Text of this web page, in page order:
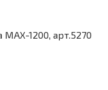
1200, арт.5270